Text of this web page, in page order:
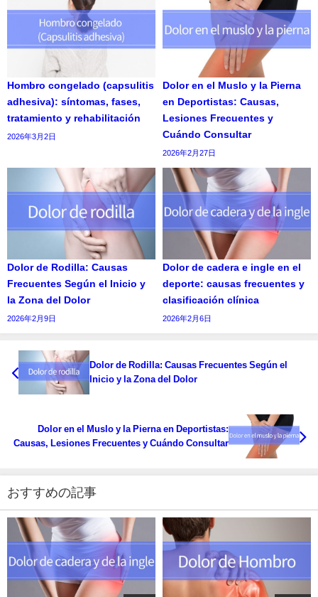
Hombro congelado (capsulitis
adhesiva): síntomas, fases,
tratamiento y rehabilitación
2026年3月2日
Dolor en el Muslo y la Pierna
en Deportistas: Causas,
Lesiones Frecuentes y
Cuándo Consultar
2026年2月27日
Dolor de Rodilla: Causas
Frecuentes Según el Inicio y
la Zona del Dolor
2026年2月9日
Dolor de cadera e ingle en el
deporte: causas frecuentes y
clasificación clínica
2026年2月6日
Dolor de Rodilla: Causas Frecuentes Según el
Inicio y la Zona del Dolor
Dolor en el Muslo y la Pierna en Deportistas:
Causas, Lesiones Frecuentes y Cuándo Consultar
おすすめの記事